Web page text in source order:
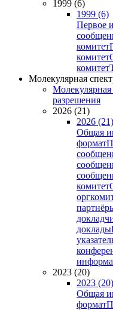
1999 (6)
1999 (6)
Первое
комитет
комитет
комитет
Молекулярная
Молекулярная
разрешения
2026 (21)
2026 (21)
Общая
формат
комитет
доклады
2023 (20)
2023 (20)
Общая
формат